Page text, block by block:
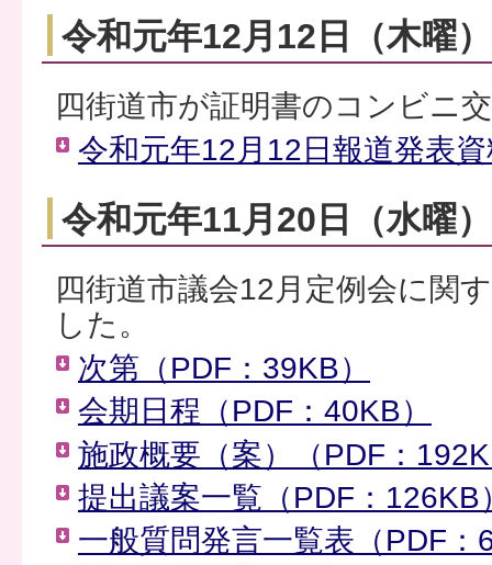
令和元年12月12日（木曜
四街道市が証明書のコンビニ
令和元年12月12日報道発表
令和元年11月20日（水曜
四街道市議会12月定例会に関
した。
次第（PDF：39KB）
会期日程（PDF：40KB）
施政概要（案）（PDF：
提出議案一覧（PDF：126KB
一般質問発言一覧表（PDF：